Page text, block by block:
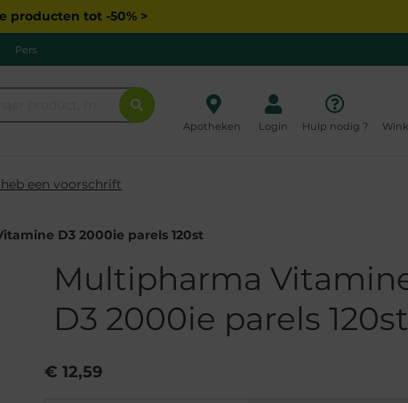
producten tot -50% >
Pers
Apotheken Login Hulp nodig ?
heb een voorschrift
D3 2000ie parels 120st
Multipharma
D3 2000ie parels 120st
€ 12,59